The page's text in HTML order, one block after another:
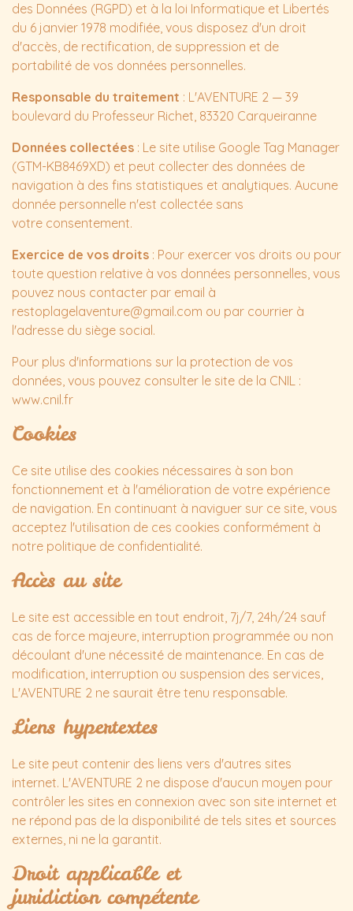
des Données (RGPD) et à la loi Informatique et Libertés
du 6 janvier 1978 modifiée, vous disposez d'un droit
d'accès, de rectification, de suppression et de
portabilité de vos données personnelles.
Responsable du traitement : L'AVENTURE 2 — 39
boulevard du Professeur Richet, 83320 Carqueiranne
Données collectées : Le site utilise Google Tag Manager
(GTM-KB8469XD) et peut collecter des données de
navigation à des fins statistiques et analytiques. Aucune
donnée personnelle n'est collectée sans
votre consentement.
Exercice de vos droits : Pour exercer vos droits ou pour
toute question relative à vos données personnelles, vous
pouvez nous contacter par email à
restoplagelaventure@gmail.com ou par courrier à
l'adresse du siège social.
Pour plus d'informations sur la protection de vos
données, vous pouvez consulter le site de la CNIL :
www.cnil.fr
Cookies
Ce site utilise des cookies nécessaires à son bon
fonctionnement et à l'amélioration de votre expérience
de navigation. En continuant à naviguer sur ce site, vous
acceptez l'utilisation de ces cookies conformément à
notre politique de confidentialité.
Accès au site
Le site est accessible en tout endroit, 7j/7, 24h/24 sauf
cas de force majeure, interruption programmée ou non
découlant d'une nécessité de maintenance. En cas de
modification, interruption ou suspension des services,
L'AVENTURE 2 ne saurait être tenu responsable.
Liens hypertextes
Le site peut contenir des liens vers d'autres sites
internet. L'AVENTURE 2 ne dispose d'aucun moyen pour
contrôler les sites en connexion avec son site internet et
ne répond pas de la disponibilité de tels sites et sources
externes, ni ne la garantit.
Droit applicable et
juridiction compétente